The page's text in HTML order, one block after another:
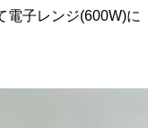
電子レンジ(600W)に